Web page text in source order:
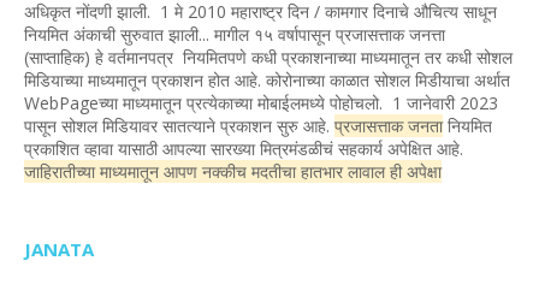
अधिकृत नोंदणी झाली. 1 मे 2010 महाराष्ट्र दिन / कामगार दिनाचे औचित्य साधून
नियमित अंकाची सुरुवात झाली... मागील १५ वर्षापासून प्रजासत्ताक जनत्ता
(साप्ताहिक) हे वर्तमानपत्र नियमितपणे कधी प्रकाशनाच्या माध्यमातून तर कधी सोशल
मिडियाच्या माध्यमातून प्रकाशन होत आहे. कोरोनाच्या काळात सोशल मिडीयाचा अर्थात
WebPageच्या माध्यमातून प्रत्येकाच्या मोबाईलमध्ये पोहोचलो. 1 जानेवारी 2023
पासून सोशल मिडियावर सातत्याने प्रकाशन सुरु आहे. प्रजासत्ताक जनतानियमित
प्रकाशित व्हावा यासाठी आपल्या सारख्या मित्रमंडळीचं सहकार्य अपेक्षित आहे.
जाहिरातीच्या माध्यमातून आपण नक्कीच मदतीचा हातभार लावाल ही अपेक्षा
JANATA